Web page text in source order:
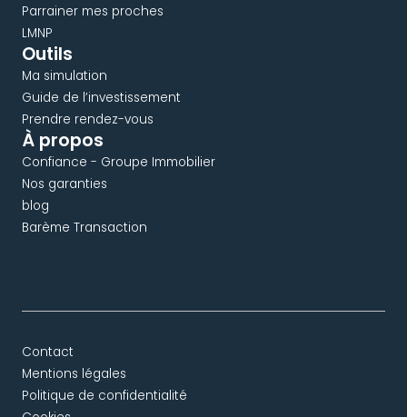
Parrainer mes proches
LMNP
Outils
Ma simulation
Guide de l’investissement
Prendre rendez-vous
À propos
Confiance - Groupe Immobilier
Nos garanties
blog
Barème Transaction
Contact
Mentions légales
Politique de confidentialité